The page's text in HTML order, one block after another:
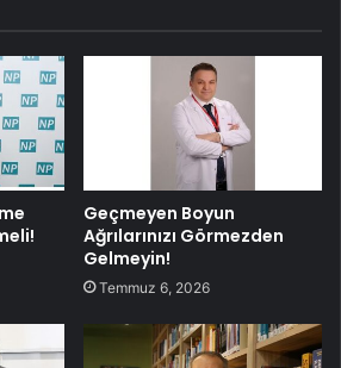
Geçmeyen Boyun
Ağrılarınızı Görmezden
Gelmeyin!
Temmuz 6, 2026